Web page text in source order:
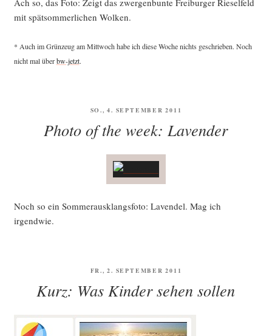
Ach so, das Foto: Zeigt das zwer­gen­bun­te Frei­bur­ger Rie­sel­feld
mit spät­som­mer­li­chen Wolken.
* Auch im Grün­zeug am Mitt­woch habe ich die­se Woche nichts geschrie­ben. Noch
nicht mal überbw-jetzt.
VERÖFFENTLICHT
SO., 4. SEPTEMBER 2011
Photo of the week: Lavender
Noch so ein Som­mer­aus­klangsfo­to: Laven­del. Mag ich
irgendwie.
VERÖFFENTLICHT
FR., 2. SEPTEMBER 2011
Kurz: Was Kinder sehen sollen